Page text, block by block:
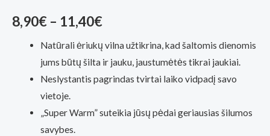
8,90€ – 11,40€Price
range:
8,90€
11,40€
Natūrali ėriukų vilna užtikrina, kad šaltomis dienomis
jums būtų šilta ir jauku, jaustumėtės tikrai jaukiai.
Neslystantis pagrindas tvirtai laiko vidpadį savo
vietoje.
„Super Warm” suteikia jūsų pėdai geriausias šilumos
savybes.